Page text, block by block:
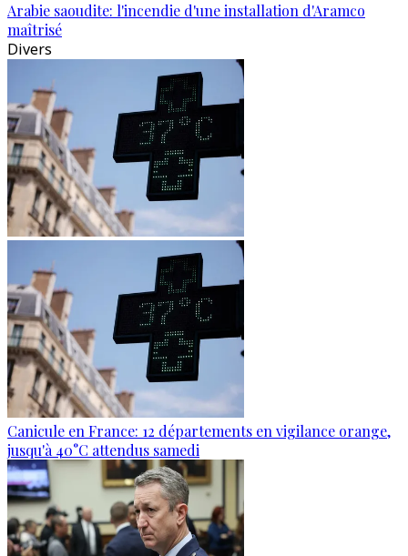
Arabie saoudite: l'incendie d'une installation d'Aramco
maîtrisé
Divers
Canicule en France: 12 départements en vigilance orange,
jusqu'à 40°C attendus samedi